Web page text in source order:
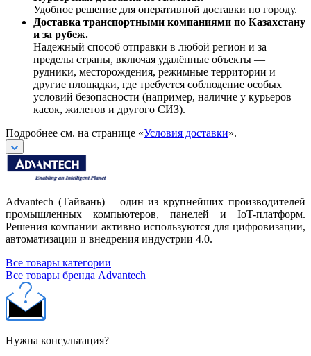
Удобное решение для оперативной доставки по городу.
Доставка транспортными компаниями по Казахстану
и за рубеж.
Надежный способ отправки в любой регион и за
пределы страны, включая удалённые объекты —
рудники, месторождения, режимные территории и
другие площадки, где требуется соблюдение особых
условий безопасности (например, наличие у курьеров
касок, жилетов и другого СИЗ).
Подробнее см. на странице «Условия доставки».
Advantech (Тайвань) – один из крупнейших производителей
промышленных компьютеров, панелей и IoT-платформ.
Решения компании активно используются для цифровизации,
автоматизации и внедрения индустрии 4.0.
Все товары категории
Все товары бренда Advantech
Нужна консультация?